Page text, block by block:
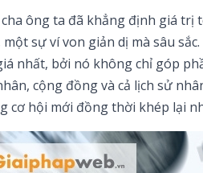
ông ta đã khẳng định giá
một sự ví von giản dị mà sâu
nhất, bởi nó không chỉ góp
cộng đồng và cả lịch sử
cơ hội mới đồng thời khép lại